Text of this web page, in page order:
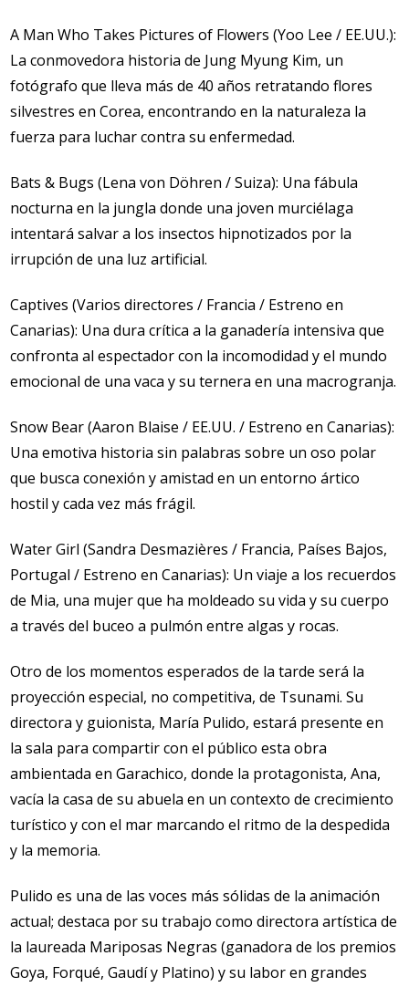
A Man Who Takes Pictures of Flowers (Yoo Lee / EE.UU.):
La conmovedora historia de Jung Myung Kim, un
fotógrafo que lleva más de 40 años retratando flores
silvestres en Corea, encontrando en la naturaleza la
fuerza para luchar contra su enfermedad.
Bats & Bugs (Lena von Döhren / Suiza): Una fábula
nocturna en la jungla donde una joven murciélaga
intentará salvar a los insectos hipnotizados por la
irrupción de una luz artificial.
Captives (Varios directores / Francia / Estreno en
Canarias): Una dura crítica a la ganadería intensiva que
confronta al espectador con la incomodidad y el mundo
emocional de una vaca y su ternera en una macrogranja.
Snow Bear (Aaron Blaise / EE.UU. / Estreno en Canarias):
Una emotiva historia sin palabras sobre un oso polar
que busca conexión y amistad en un entorno ártico
hostil y cada vez más frágil.
Water Girl (Sandra Desmazières / Francia, Países Bajos,
Portugal / Estreno en Canarias): Un viaje a los recuerdos
de Mia, una mujer que ha moldeado su vida y su cuerpo
a través del buceo a pulmón entre algas y rocas.
Otro de los momentos esperados de la tarde será la
proyección especial, no competitiva, de Tsunami. Su
directora y guionista, María Pulido, estará presente en
la sala para compartir con el público esta obra
ambientada en Garachico, donde la protagonista, Ana,
vacía la casa de su abuela en un contexto de crecimiento
turístico y con el mar marcando el ritmo de la despedida
y la memoria.
Pulido es una de las voces más sólidas de la animación
actual; destaca por su trabajo como directora artística de
la laureada Mariposas Negras (ganadora de los premios
Goya, Forqué, Gaudí y Platino) y su labor en grandes